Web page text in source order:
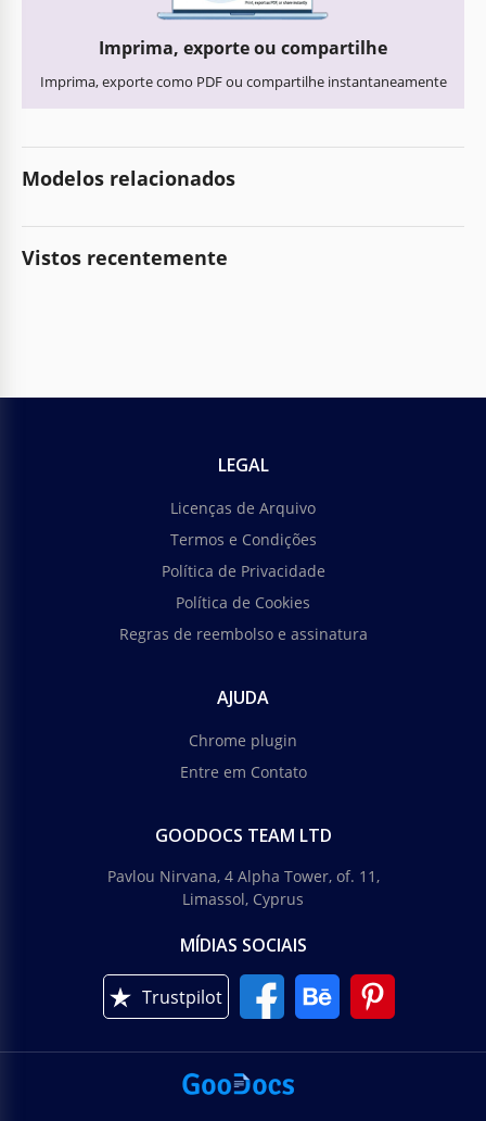
Imprima, exporte ou compartilhe
Imprima, exporte como PDF ou compartilhe instantaneamente
Modelos relacionados
Vistos recentemente
LEGAL
Licenças de Arquivo
Termos e Condições
Política de Privacidade
Política de Cookies
Regras de reembolso e assinatura
AJUDA
Chrome plugin
Entre em Contato
GOODOCS TEAM LTD
Pavlou Nirvana, 4 Alpha Tower, of. 11,
Limassol, Cyprus
MÍDIAS SOCIAIS
Trustpilot